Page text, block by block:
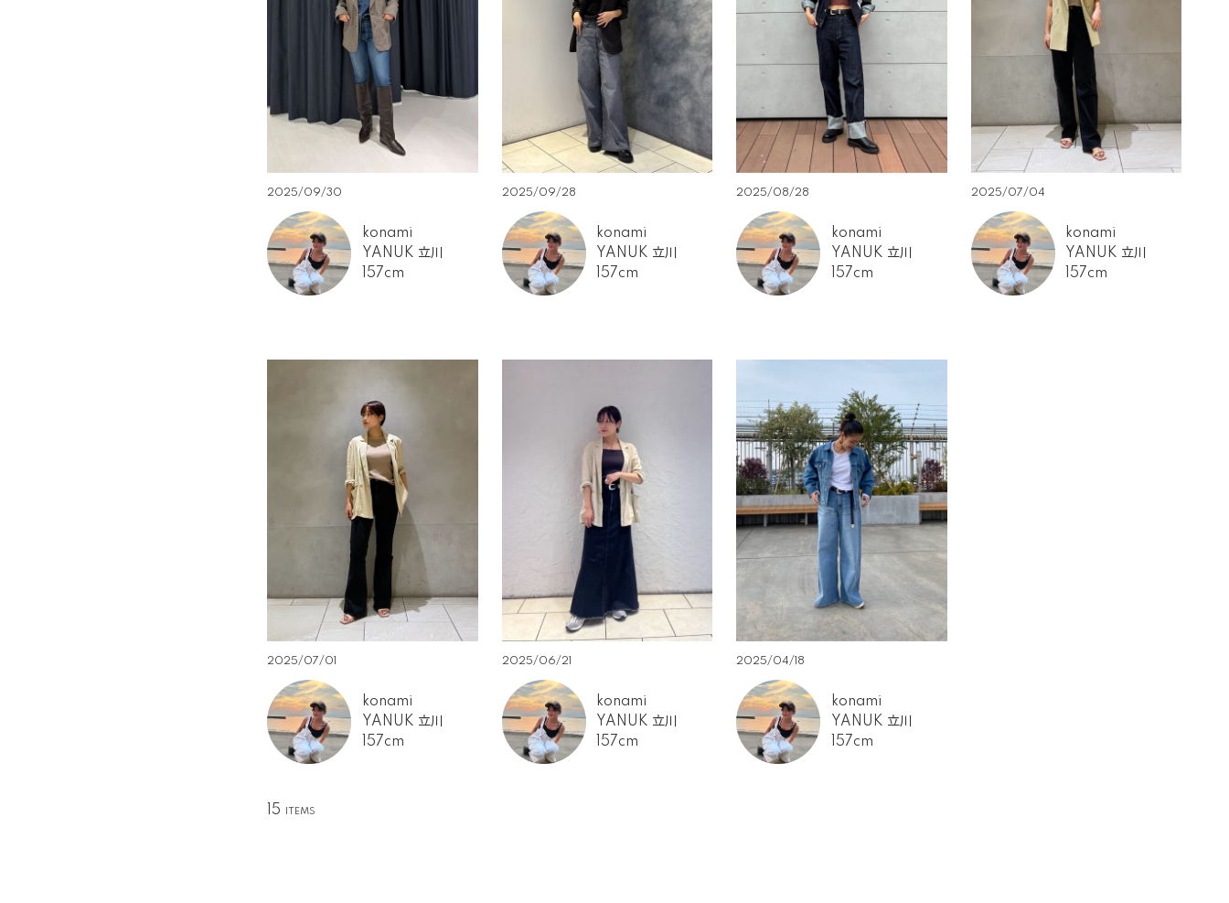
2025/09/30
konami
YANUK 立川
157cm
2025/09/28
konami
YANUK 立川
157cm
2025/08/28
konami
YANUK 立川
157cm
2025/07/04
konami
YANUK 立川
157cm
2025/07/01
konami
YANUK 立川
157cm
2025/06/21
konami
YANUK 立川
157cm
2025/04/18
konami
YANUK 立川
157cm
15